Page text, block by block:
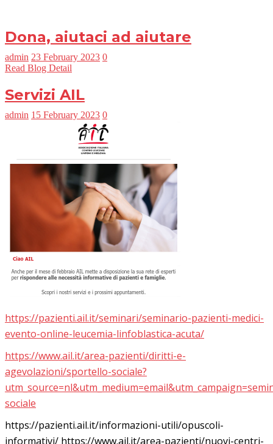
Dona, aiutaci ad aiutare
admin 23 February 2023 0
Read Blog Detail
Servizi AIL
admin 15 February 2023 0
https://pazienti.ail.it/seminari/seminario-pazienti-medici-
evento-online-leucemia-linfoblastica-acuta/
https://www.ail.it/area-pazienti/diritti-e-
agevolazioni/sportello-sociale?
sociale
https://pazienti.ail.it/informazioni-utili/opuscoli-
informativi/ https://www.ail.it/area-pazienti/nuovi-centri-